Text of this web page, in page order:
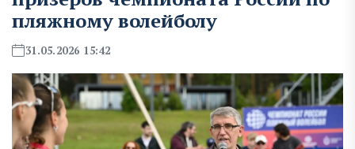
пляжному волейболу
31.05.2026 15:42